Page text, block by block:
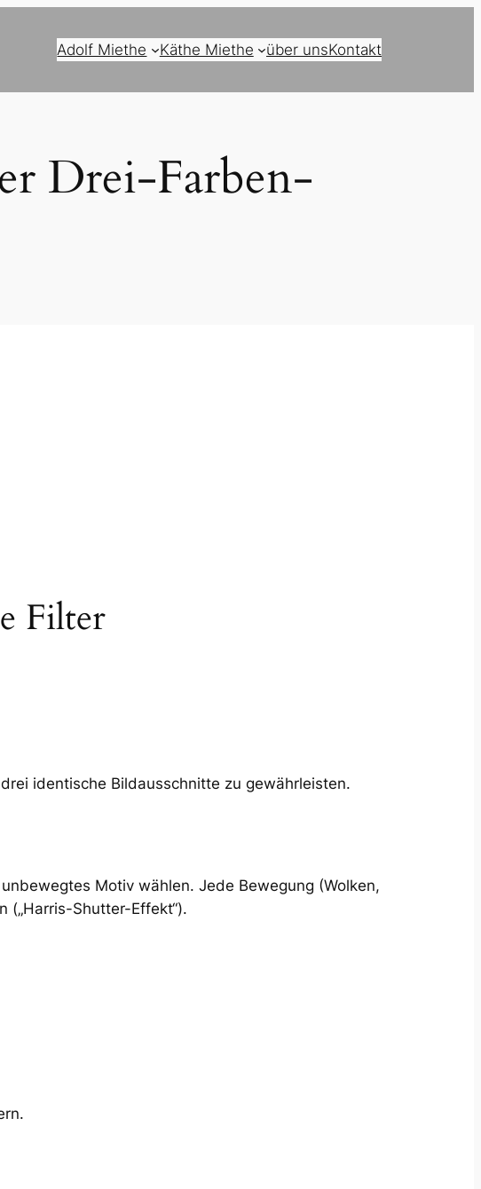
Adolf Miethe Käthe Miethe über unsKontakt
Drei-Farben-
Filter
identische Bildausschnitte zu gewährleisten.
Motiv wählen. Jede Bewegung (Wolken,
(„Harris-Shutter-Effekt“).